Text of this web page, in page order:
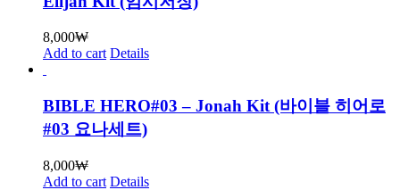
8,000₩
Add to cart Details
BIBLE HERO#03 – Jonah Kit (바이블 히어로
#03 요나세트)
8,000₩
Add to cart Details